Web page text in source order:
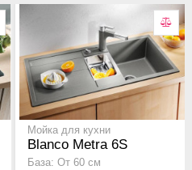
Мойка для кухни
Blanco Metra 6S
База: От 60 см